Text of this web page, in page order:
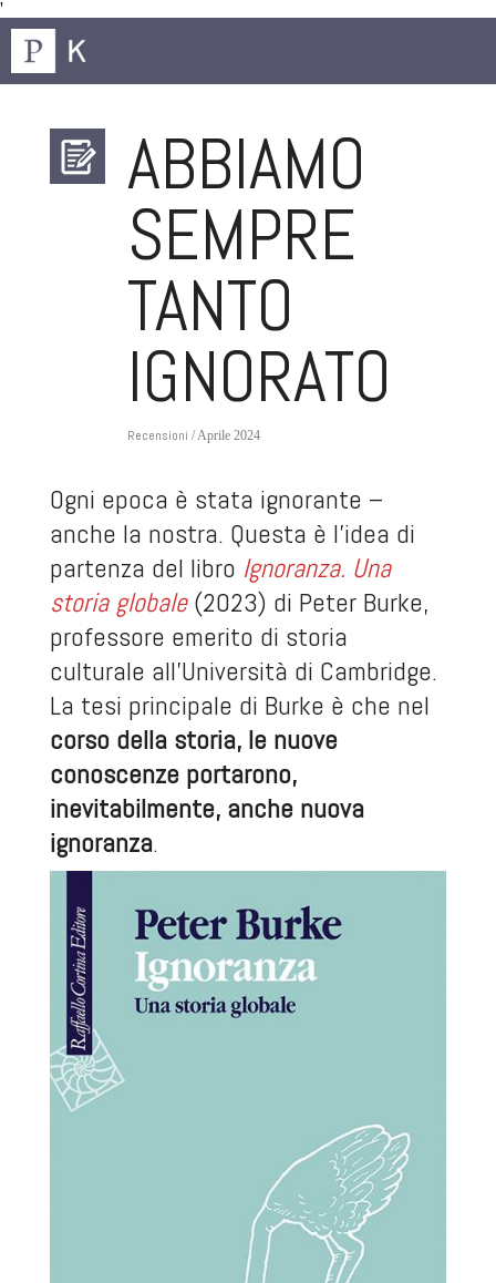
'
ABBIAMO
SEMPRE
TANTO
IGNORATO
Recensioni / Aprile 2024
Ogni epoca è stata ignorante –
anche la nostra. Questa è l’idea di
partenza del libro Ignoranza. Una
storia globale(2023) di Peter Burke,
professore emerito di storia
culturale all’Università di Cambridge.
La tesi principale di Burke è che nel
corso della storia, le nuove
conoscenze portarono,
inevitabilmente, anche nuova
ignoranza.